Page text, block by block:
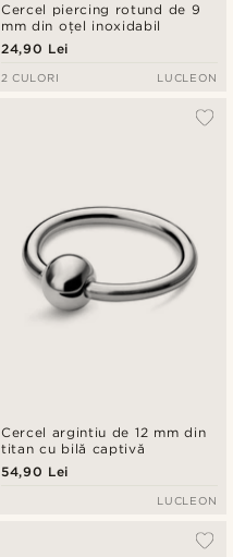
Cercel piercing rotund de 9
mm din oțel inoxidabil
24,90 Lei
2 CULORI LUCLEON
Cercel argintiu de 12 mm din
titan cu bilă captivă
54,90 Lei
LUCLEON